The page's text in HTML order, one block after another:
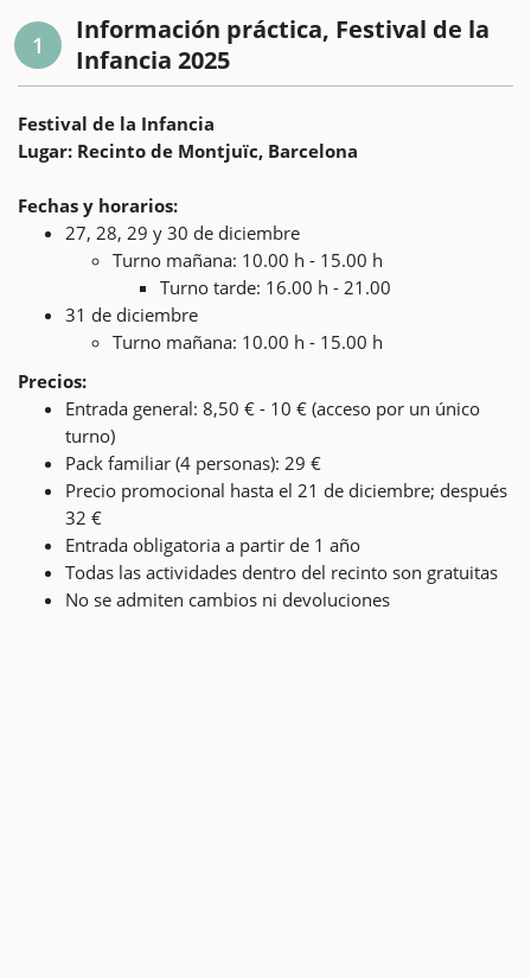
1
Información práctica, Festival de la
Infancia 2025
Festival de la Infancia
Lugar: Recinto de Montjuïc, Barcelona
Fechas y horarios:
27, 28, 29 y 30 de diciembre
Turno mañana: 10.00 h - 15.00 h
Turno tarde: 16.00 h - 21.00
31 de diciembre
Turno mañana: 10.00 h - 15.00 h
Precios:
Entrada general: 8,50 € - 10 € (acceso por un único
turno)
Pack familiar (4 personas): 29 €
Precio promocional hasta el 21 de diciembre; después
32 €
Entrada obligatoria a partir de 1 año
Todas las actividades dentro del recinto son gratuitas
No se admiten cambios ni devoluciones